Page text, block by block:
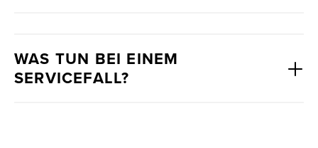
WAS TUN BEI EINEM
SERVICEFALL?